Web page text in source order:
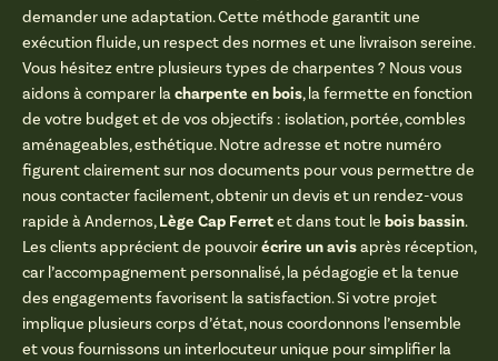
demander une adaptation. Cette méthode garantit une
exécution fluide, un respect des normes et une livraison sereine.
Vous hésitez entre plusieurs types de charpentes ? Nous vous
aidons à comparer lacharpente en bois, la fermette en fonction
de votre budget et de vos objectifs : isolation, portée, combles
aménageables, esthétique. Notre adresse et notre numéro
figurent clairement sur nos documents pour vous permettre de
nous contacter facilement, obtenir un devis et un rendez-vous
rapide à Andernos,Lège Cap Ferretet dans tout le bois bassin.
Les clients apprécient de pouvoirécrire un avisaprès réception,
car l’accompagnement personnalisé, la pédagogie et la tenue
des engagements favorisent la satisfaction. Si votre projet
implique plusieurs corps d’état, nous coordonnons l’ensemble
et vous fournissons un interlocuteur unique pour simplifier la